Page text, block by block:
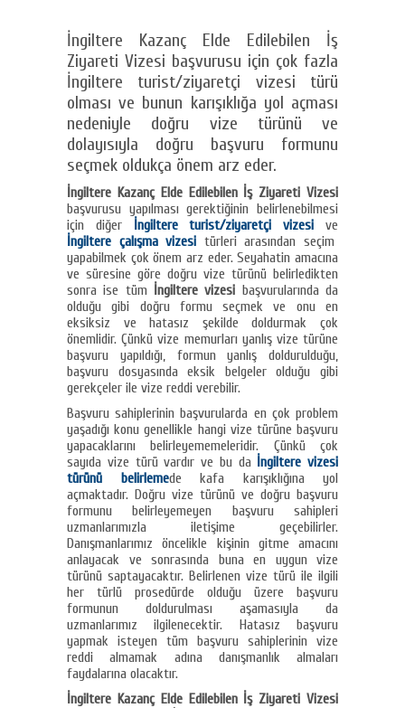
İngiltere Kazanç Elde Edilebilen İş
Ziyareti Vizesi başvurusu için çok fazla
İngiltere turist/ziyaretçi vizesi türü
olması ve bunun karışıklığa yol açması
nedeniyle doğru vize türünü ve
dolayısıyla doğru başvuru formunu
seçmek oldukça önem arz eder.
İngiltere Kazanç Elde Edilebilen İş Ziyareti Vizesi
başvurusu yapılması gerektiğinin belirlenebilmesi
için diğer İngiltere turist/ziyaretçi vizesi
ve
İngiltere çalışma vizesi türleri arasından seçim
yapabilmek çok önem arz eder. Seyahatin amacına
ve süresine göre doğru vize türünü belirledikten
sonra ise tüm İngiltere vizesi başvurularında da
olduğu gibi doğru formu seçmek ve onu en
eksiksiz ve hatasız şekilde doldurmak çok
önemlidir. Çünkü vize memurları yanlış vize türüne
başvuru yapıldığı, formun yanlış doldurulduğu,
başvuru dosyasında eksik belgeler olduğu gibi
gerekçeler ile vize reddi verebilir.
Başvuru sahiplerinin başvurularda en çok problem
yaşadığı konu genellikle hangi vize türüne başvuru
yapacaklarını belirleyememeleridir. Çünkü çok
sayıda vize türü vardır ve bu da İngiltere vizesi
türünü belirlemede kafa karışıklığına yol
açmaktadır. Doğru vize türünü ve doğru başvuru
formunu belirleyemeyen başvuru sahipleri
uzmanlarımızla iletişime geçebilirler.
Danışmanlarımız öncelikle kişinin gitme amacını
anlayacak ve sonrasında buna en uygun vize
türünü saptayacaktır. Belirlenen vize türü ile ilgili
her türlü prosedürde olduğu üzere başvuru
formunun doldurulması aşamasıyla da
uzmanlarımız ilgilenecektir. Hatasız başvuru
yapmak isteyen tüm başvuru sahiplerinin vize
reddi almamak adına danışmanlık almaları
faydalarına olacaktır.
İngiltere Kazanç Elde Edilebilen İş Ziyareti Vizesi